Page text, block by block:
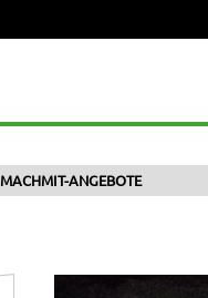
MACHMIT-ANGEBOTE